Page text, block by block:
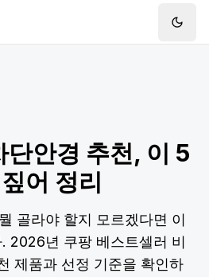
단안경 추천, 이 5
어 정리
골라야 할지 모르겠다면 이
2026년 쿠팡 베스트셀러 비
제품과 선정 기준을 확인하